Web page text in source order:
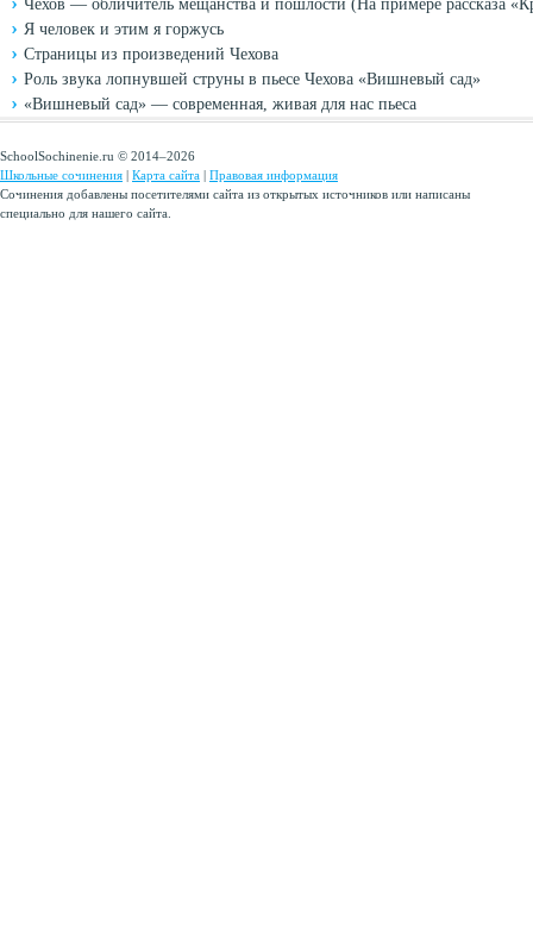
Чехов — обличитель мещанства и пошлости (На примере рассказа
Я человек и этим я горжусь
Страницы из произведений Чехова
Роль звука лопнувшей струны в пьесе Чехова «Вишневый сад»
«Вишневый сад» — современная, живая для нас пьеса
SchoolSochinenie.ru © 2014–2026
Школьные сочинения | Карта сайта | Правовая информация
Сочинения добавлены посетителями сайта из открытых источников или написаны
специально для нашего сайта.